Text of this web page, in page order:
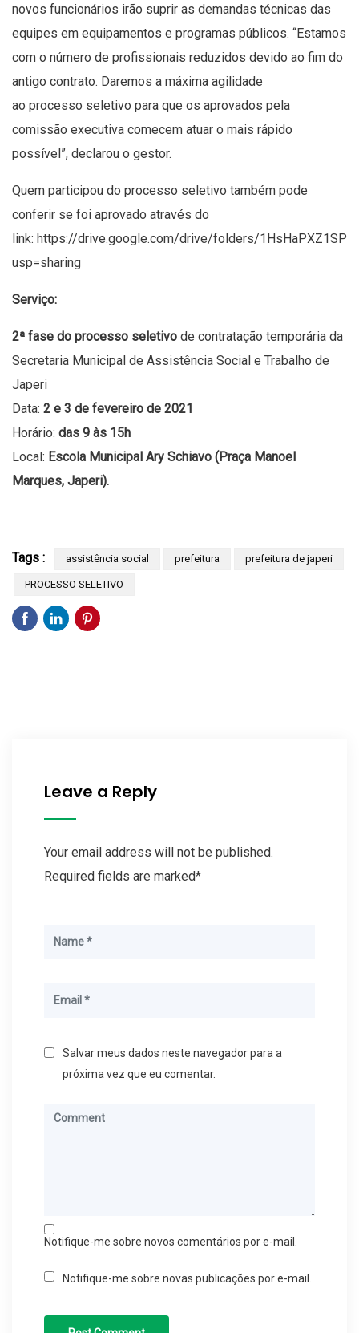
novos funcionários irão suprir as demandas técnicas das
equipes em equipamentos e programas públicos. “Estamos
com o número de profissionais reduzidos devido ao fim do
antigo contrato. Daremos a máxima agilidade
ao processo seletivo para que os aprovados pela
comissão executiva comecem atuar o mais rápido
possível”, declarou o gestor.
Quem participou do processo seletivo também pode
conferir se foi aprovado através do
link: https://drive.google.com/drive/folders/
usp=sharing
Serviço:
2ª fase do processo seletivo de contratação temporária da
Secretaria Municipal de Assistência Social e Trabalho de
Japeri
Data: 2 e 3 de fevereiro de 2021
Horário: das 9 às 15h
Local: Escola Municipal Ary Schiavo (Praça Manoel
Marques, Japeri).
Tags : assistência social prefeitura prefeitura de japeri
PROCESSO SELETIVO
Leave a Reply
Your email address will not be published.
Required fields are marked*
Salvar meus dados neste navegador para a
próxima vez que eu comentar.
Notifique-me sobre novos comentários por e-mail.
Notifique-me sobre novas publicações por e-mail.